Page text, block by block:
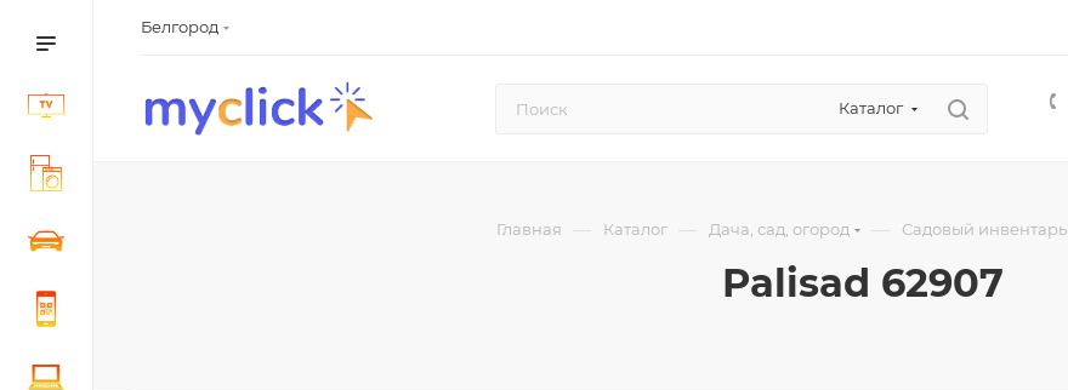
Белгород
Каталог
Главная — Каталог — Дача, сад, огород — Садовый инвентарь
Palisad 62907